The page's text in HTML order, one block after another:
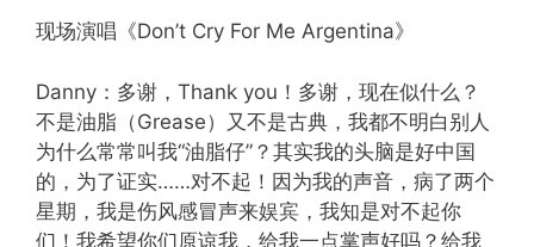
现场演唱《Don’t Cry For Me Argentina》
Danny：多谢，Thank you！多谢，现在似什么？
不是油脂（Grease）又不是古典，我都不明白别人
为什么常常叫我“油脂仔”？其实我的头脑是好中国
的，为了证实……对不起！因为我的声音，病了两个
星期，我是伤风感冒声来娱宾，我知是对不起你
们！我希望你们原谅我，给我一点掌声好吗？给我